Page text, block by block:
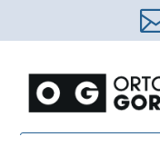
Búsqueda